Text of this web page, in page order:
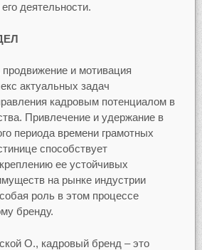
деятельности.
и мотивация
актуальных задач
кадровым потенциалом в
Привлечение и удержание в
периода времени грамотных
способствует
ее устойчивых
на рынке индустрии
роль в этом процессе
бренду.
О., кадровый бренд – это